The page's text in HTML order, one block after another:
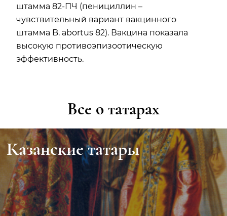
штамма 82-ПЧ (пенициллин –
чувствительный вариант вакцинного
штамма B. abortus 82). Вакцина показала
высокую противоэпизоотическую
эффективность.
Все о татарах
Казанские татары